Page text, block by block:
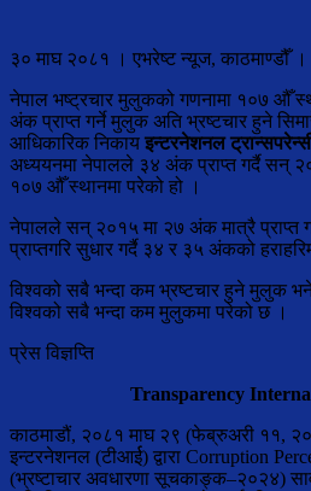
३० माघ २०८१ । एभरेष्ट न्यूज, काठमाण्डौँ ।
नेपाल भष्ट्रचार मुलुकको गणनामा १०७ औँ
अंक प्राप्त गर्ने मुलुक अति भ्रष्टचार हुने
आधिकारिक निकाय इन्टरनेशनल
अध्ययनमा नेपालले ३४ अंक प्राप्त गर्दै सन्
१०७ औँ स्थानमा परेको हो ।
नेपालले सन् २०१५ मा २७ अंक मात्रै
प्राप्तगरि सुधार गर्दै ३४ र ३५ अंकको
विश्वको सबै भन्दा कम भ्रष्टचार हुने मुलुक
विश्वको सबै भन्दा कम मुलुकमा परेको छ ।
प्रेस विज्ञप्ति
Transparency
काठमाडौं, २०८१ माघ २९ (फेब्रुअरी ११,
इन्टरनेशनल (टीआर्ई) द्वारा Corruption
(भ्रष्टाचार अवधारणा सूचकाङ्क–२०२४)